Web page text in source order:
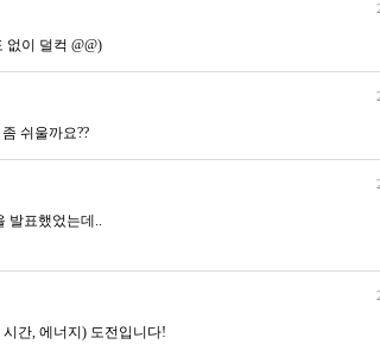
없이 덜컥 @@)
쉬울까요??
발표했었는데..
간, 에너지) 도전입니다!